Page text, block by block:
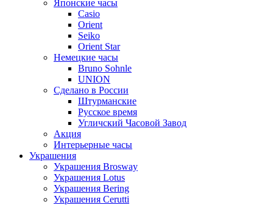
Японские часы
Casio
Orient
Seiko
Orient Star
Немецкие часы
Bruno Sohnle
UNION
Сделано в России
Штурманские
Русское время
Угличский Часовой Завод
Акция
Интерьерные часы
Украшения
Украшения Brosway
Украшения Lotus
Украшения Bering
Украшения Cerutti